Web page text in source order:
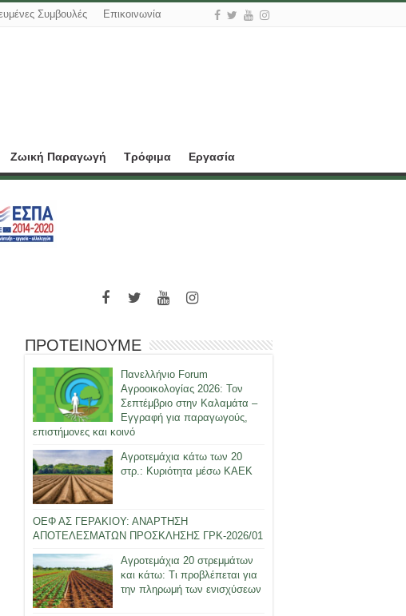
Συμβουλές Επικοινωνία
Ζωική Παραγωγή Τρόφιμα Εργασία
ΠΡΟΤΕΙΝΟΥΜΕ
Πανελλήνιο Forum
Αγροοικολογίας 2026: Τον
Σεπτέμβριο στην Καλαμάτα –
Εγγραφή για παραγωγούς,
επιστήμονες και κοινό
Αγροτεμάχια κάτω των 20
στρ.: Κυριότητα μέσω ΚΑΕΚ
ΟΕΦ ΑΣ ΓΕΡΑΚΙΟΥ: ΑΝΑΡΤΗΣΗ
ΑΠΟΤΕΛΕΣΜΑΤΩΝ ΠΡΟΣΚΛΗΣΗΣ ΓΡΚ-2026/01
Αγροτεμάχια 20 στρεμμάτων
και κάτω: Τι προβλέπεται για
την πληρωμή των ενισχύσεων